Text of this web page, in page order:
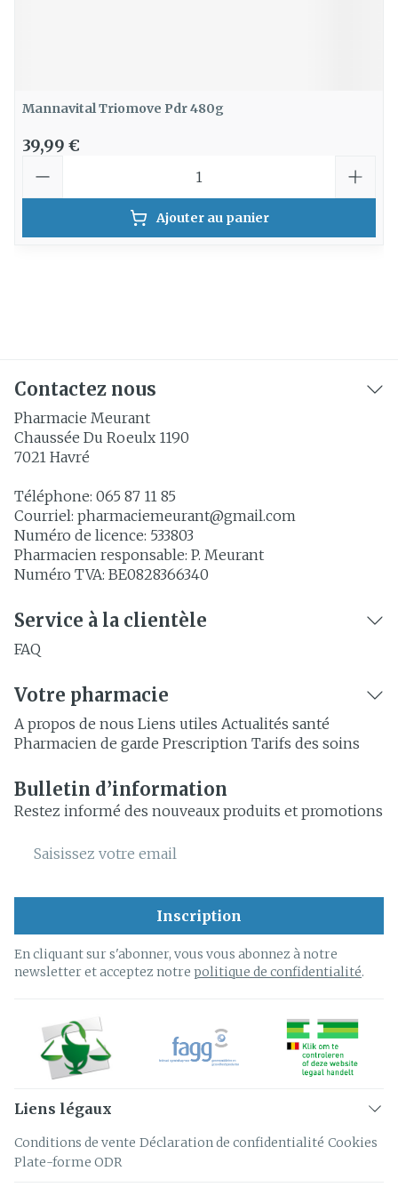
Mannavital Triomove Pdr 480g
39,99 €
Ajouter au panier
Contactez nous
Pharmacie Meurant
Chaussée Du Roeulx 1190
7021 Havré
Téléphone: 065 87 11 85
Courriel: pharmaciemeurant@gmail.com
Numéro de licence: 533803
Pharmacien responsable: P. Meurant
Numéro TVA: BE0828366340
Service à la clientèle
FAQ
Votre pharmacie
A propos de nous Liens utiles Actualités santé
Pharmacien de garde Prescription Tarifs des soins
Bulletin d’information
Restez informé des nouveaux produits et promotions
Adresse mail
Inscription
En cliquant sur s'abonner, vous vous abonnez à notre
newsletter et acceptez notre politique de confidentialité.
Liens légaux
Conditions de vente Déclaration de confidentialité Cookies
Plate-forme ODR